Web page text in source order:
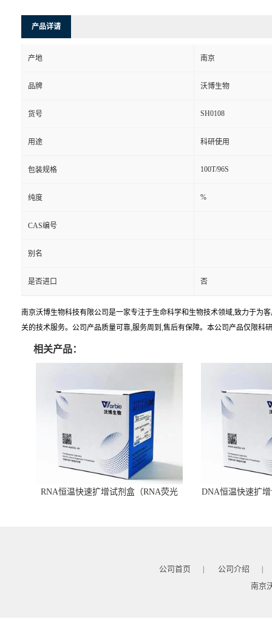
产品详请
产地 南京
品牌 沃博生物
货号 SH0108
用途 科研使用
包装规格 100T/96S
纯度 %
CAS编号
别名
是否进口 否
南京沃博生物科技有限公司是一家专注于生命科学和生物技术领域,致力于为
关的技术服务。公司产品质量可靠,服务周到,售后有保障。本公司产品仅限科
相关产品：
RNA恒温快速扩增试剂盒（RNA荧光
DNA恒温快速扩
公司首页 | 公司介绍 |
南京